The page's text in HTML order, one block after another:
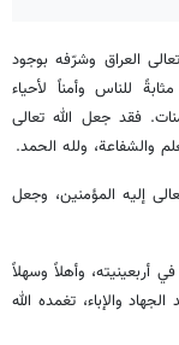
العراق وشرّفه بوجود
للناس وأمناً لأحياء
فقد جعل الله تعالى
والشفاعة، ولله الحمد.
إليه المؤمنين، وجعل
أربعينيته، وأهلاً وسهلاً
والإباء، تغمده الله